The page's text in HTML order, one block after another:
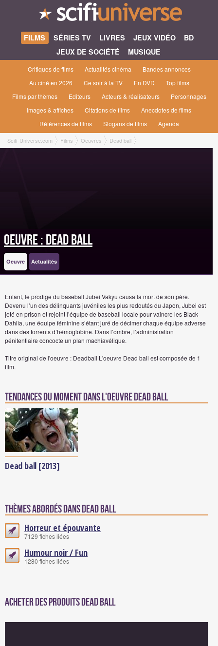
FILMS SÉRIES TV LIVRES JEUX VIDÉO
BD
JEUX DE SOCIÉTÉ
MUSIQUE
Critiques de films Actualités cinéma
Bandes annonces
Au ciné en 2026
Ce soir à la TV En DVD
Top films
Films par thèmes
Editeurs Acteurs & réalisateurs
Personnages
Images & affiches
Citations de films
Anecdotes de films
Références de films
Slogans de films Agenda
Scifi-Universe.com Films Oeuvres Dead ball
Oeuvre : Dead ball
Oeuvre Actualités
Enfant, le prodige du baseball Jubei Vakyu causa la mort de son père.
Devenu l’un des délinquants juvéniles les plus redoutés du Japon, Jubei est
jeté en prison et rejoint l’équipe de baseball locale pour vaincre les Black
Dahlia, une équipe féminine s’étant juré de décimer chaque équipe adverse
dans des torrents d’hémoglobine. Dans l’ombre, l’administration
pénitentiaire concocte un plan machiavélique.
Titre original de l'oeuvre : Deadball L'oeuvre Dead ball est composée de 1
film.
Tendances du moment dans l'oeuvre Dead ball
Dead ball [2013]
Thèmes abordés dans Dead ball
Horreur et épouvante
7129 fiches liées
Humour noir / Fun
1280 fiches liées
Acheter des produits Dead ball